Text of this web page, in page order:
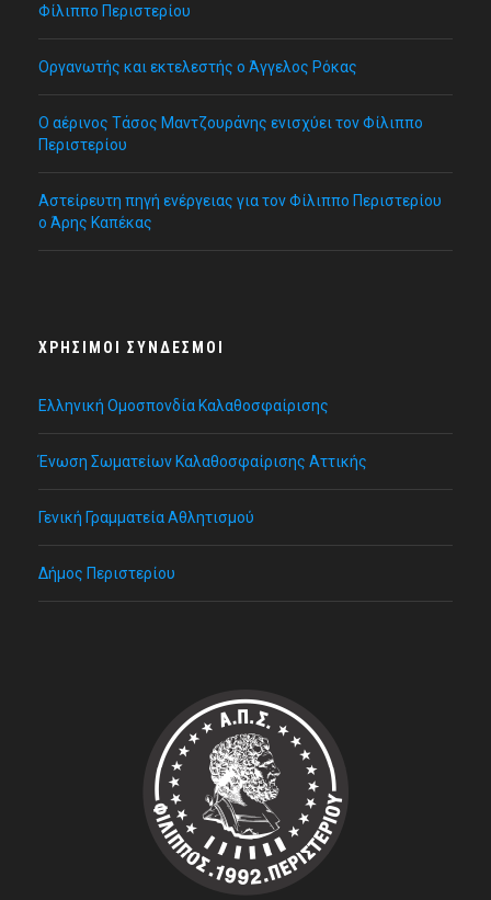
Φίλιππο Περιστερίου
Οργανωτής και εκτελεστής ο Άγγελος Ρόκας
Ο αέρινος Τάσος Μαντζουράνης ενισχύει τον Φίλιππο
Περιστερίου
Αστείρευτη πηγή ενέργειας για τον Φίλιππο Περιστερίου
ο Άρης Καπέκας
ΧΡΉΣΙΜΟΙ ΣΎΝΔΕΣΜΟΙ
Ελληνική Ομοσπονδία Καλαθοσφαίρισης
Ένωση Σωματείων Καλαθοσφαίρισης Αττικής
Γενική Γραμματεία Αθλητισμού
Δήμος Περιστερίου